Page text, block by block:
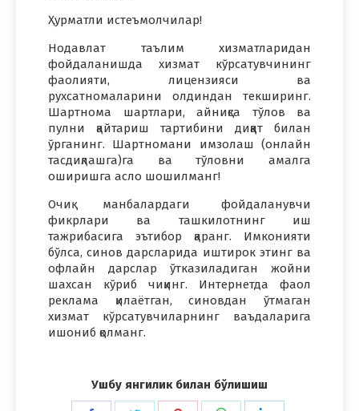
Ҳурматли истеъмолчилар!
Нодавлат таълим хизматларидан
фойдаланишда хизмат кўрсатувчининг
фаолияти, лицензияси ва
рухсатномаларини олдиндан текширинг.
Шартнома шартлари, айниқса тўлов ва
пулни қайтариш тартибини диққат билан
ўрганинг. Шартномани имзолаш (онлайн
тасдиқлашга)га ва тўловни амалга
оширишга асло шошилманг!
Очиқ манбалардаги фойдаланувчи
фикрлари ва ташкилотнинг иш
тажрибасига эътибор қаранг. Имконияти
бўлса, синов дарсларида иштирок этинг ва
офлайн дарслар ўтказиладиган жойни
шахсан кўриб чиқинг. Интернетда фаол
реклама қилаётган, синовдан ўтмаган
хизмат кўрсатувчиларнинг ваъдаларига
ишониб қолманг.
Ушбу янгилик билан бўлишиш